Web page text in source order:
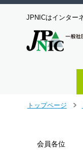
JPNICはインター
トップページ
会員各位